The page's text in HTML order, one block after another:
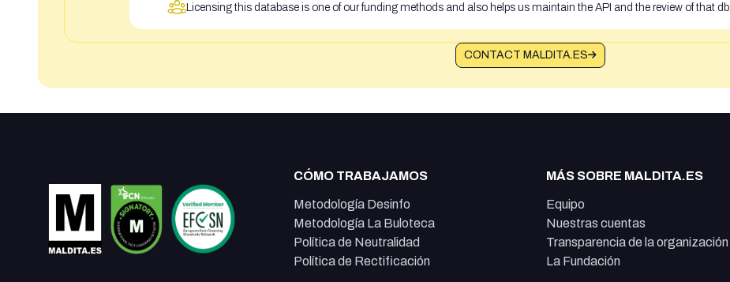
Licensing this database is one of our funding methods and also helps us maintain the API and the review of that db.
CONTACT MALDITA.ES
CÓMO TRABAJAMOS
Metodología Desinfo
Metodología La Buloteca
Política de Neutralidad
Política de Rectificación
MÁS SOBRE MALDITA.ES
Equipo
Nuestras cuentas
Transparencia de la organización
La Fundación